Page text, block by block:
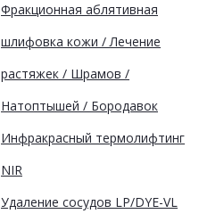
Фракционная аблятивная
шлифовка кожи / Лечение
растяжек / Шрамов /
Натоптышей / Бородавок
Инфракрасный термолифтинг
NIR
Удаление сосудов LP/DYE-VL